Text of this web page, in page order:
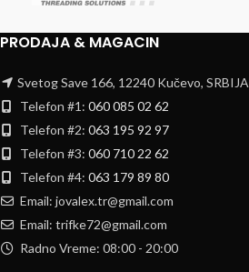
PRODAJA & MAGACIN
Svetog Save 166, 12240 Kučevo, SRBIJA
Telefon #1: 060 085 02 62
Telefon #2: 063 195 92 97
Telefon #3: 060 710 22 62
Telefon #4: 063 179 89 80
Email: jovalex.tr@gmail.com
Email: trifke72@gmail.com
Radno Vreme: 08:00 - 20:00